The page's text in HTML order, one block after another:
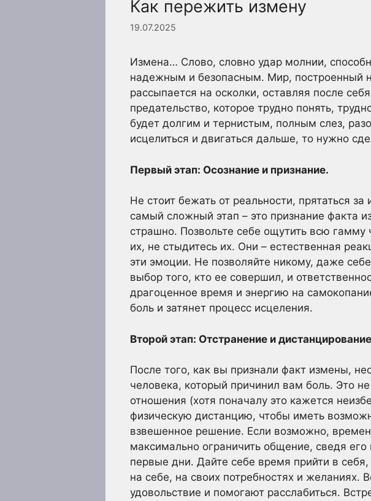
Как пережить измену
19.07.2025
Измена… Слово, словно удар молнии,
надежным и безопасным. Мир, построенный
рассыпается на осколки, оставляя после
предательство, которое трудно понять,
будет долгим и тернистым, полным слез,
исцелиться и двигаться дальше, то нужно
Первый этап: Осознание и признание.
Не стоит бежать от реальности, прятаться
самый сложный этап – это признание факта
страшно. Позвольте себе ощутить всю гамму
их, не стыдитесь их. Они – естественная
эти эмоции. Не позволяйте никому, даже
выбор того, кто ее совершил, и
драгоценное время и энергию на
боль и затянет процесс исцеления.
Второй этап: Отстранение и
После того, как вы признали факт измены,
человека, который причинил вам боль. Это
отношения (хотя поначалу это кажется
физическую дистанцию, чтобы иметь
взвешенное решение. Если возможно,
максимально ограничить общение, сведя
первые дни. Дайте себе время прийти в
на себе, на своих потребностях и желаниях.
удовольствие и помогают расслабиться.